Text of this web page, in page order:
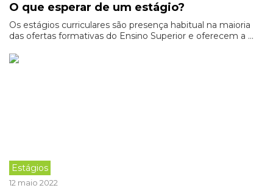
O que esperar de um estágio?
Os estágios curriculares são presença habitual na maioria
das ofertas formativas do Ensino Superior e oferecem a ...
Estágios
12 maio 2022